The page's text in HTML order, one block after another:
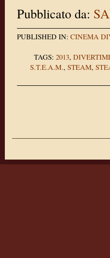
Pubblicato da:
PUBLISHED IN: CINEMA
TAGS: 2013,
S.T.E.A.M., STEAM,